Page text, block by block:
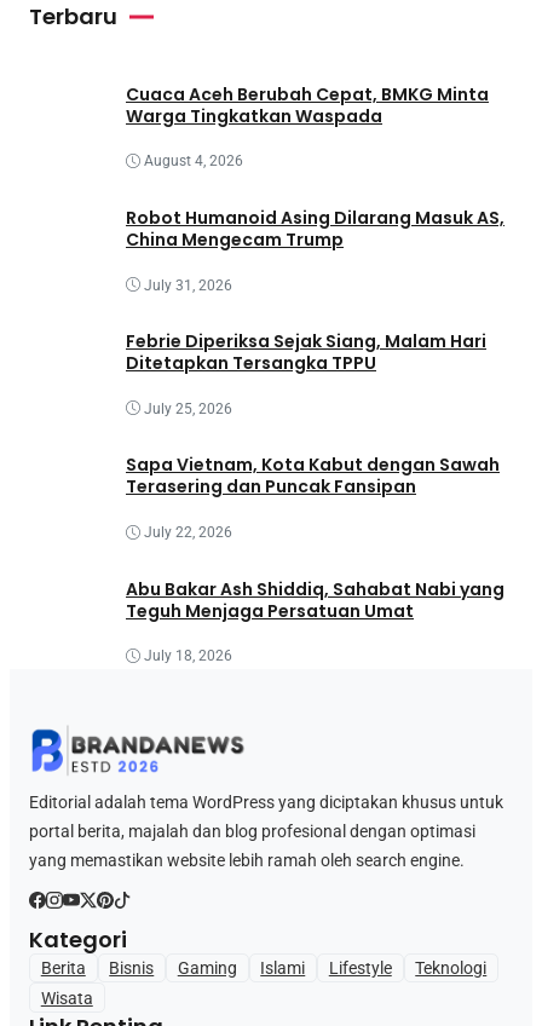
Terbaru
Cuaca Aceh Berubah Cepat, BMKG Minta
Warga Tingkatkan Waspada
August 4, 2026
Robot Humanoid Asing Dilarang Masuk AS,
China Mengecam Trump
July 31, 2026
Febrie Diperiksa Sejak Siang, Malam Hari
Ditetapkan Tersangka TPPU
July 25, 2026
Sapa Vietnam, Kota Kabut dengan Sawah
Terasering dan Puncak Fansipan
July 22, 2026
Abu Bakar Ash Shiddiq, Sahabat Nabi yang
Teguh Menjaga Persatuan Umat
July 18, 2026
Editorial adalah tema WordPress yang diciptakan khusus untuk
portal berita, majalah dan blog profesional dengan optimasi
yang memastikan website lebih ramah oleh search engine.
Kategori
Berita Bisnis Gaming Islami Lifestyle
Teknologi
Wisata